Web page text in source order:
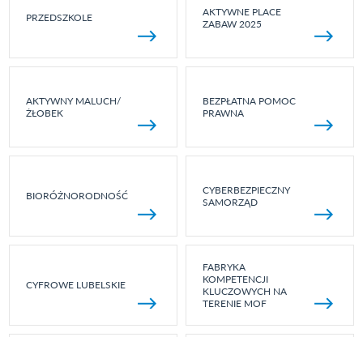
PRZEDSZKOLE
AKTYWNE PLACE
ZABAW 2025
AKTYWNY MALUCH/
ŻŁOBEK
BEZPŁATNA POMOC
PRAWNA
BIORÓŻNORODNOŚĆ
CYBERBEZPIECZNY
SAMORZĄD
CYFROWE LUBELSKIE
FABRYKA
KOMPETENCJI
KLUCZOWYCH NA
TERENIE MOF